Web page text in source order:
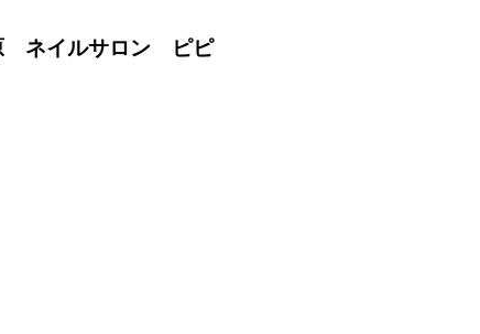
ネイルサロン ピピ